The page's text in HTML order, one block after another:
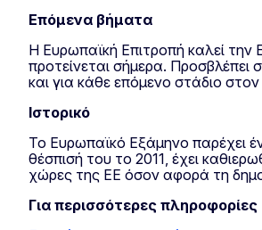
Επόμενα βήματα
Η Ευρωπαϊκή Επιτροπή καλεί την
προτείνεται σήμερα.
και για κάθε επόμενο στάδιο
Ιστορικό
Το Ευρωπαϊκό Εξάμηνο παρέχει
θέσπισή του το 2011, έχει
χώρες της ΕΕ όσον αφορά τη
Για περισσότερες πληροφορίες